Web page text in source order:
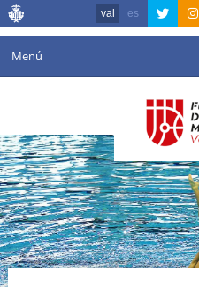
val es
Menú
Agenda
Instal·lacions
Comunicació
València en esport